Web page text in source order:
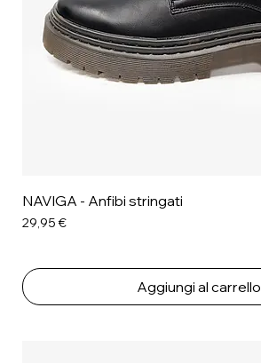
NAVIGA - Anfibi stringati
Prezzo
29,95 €
Aggiungi al carrello